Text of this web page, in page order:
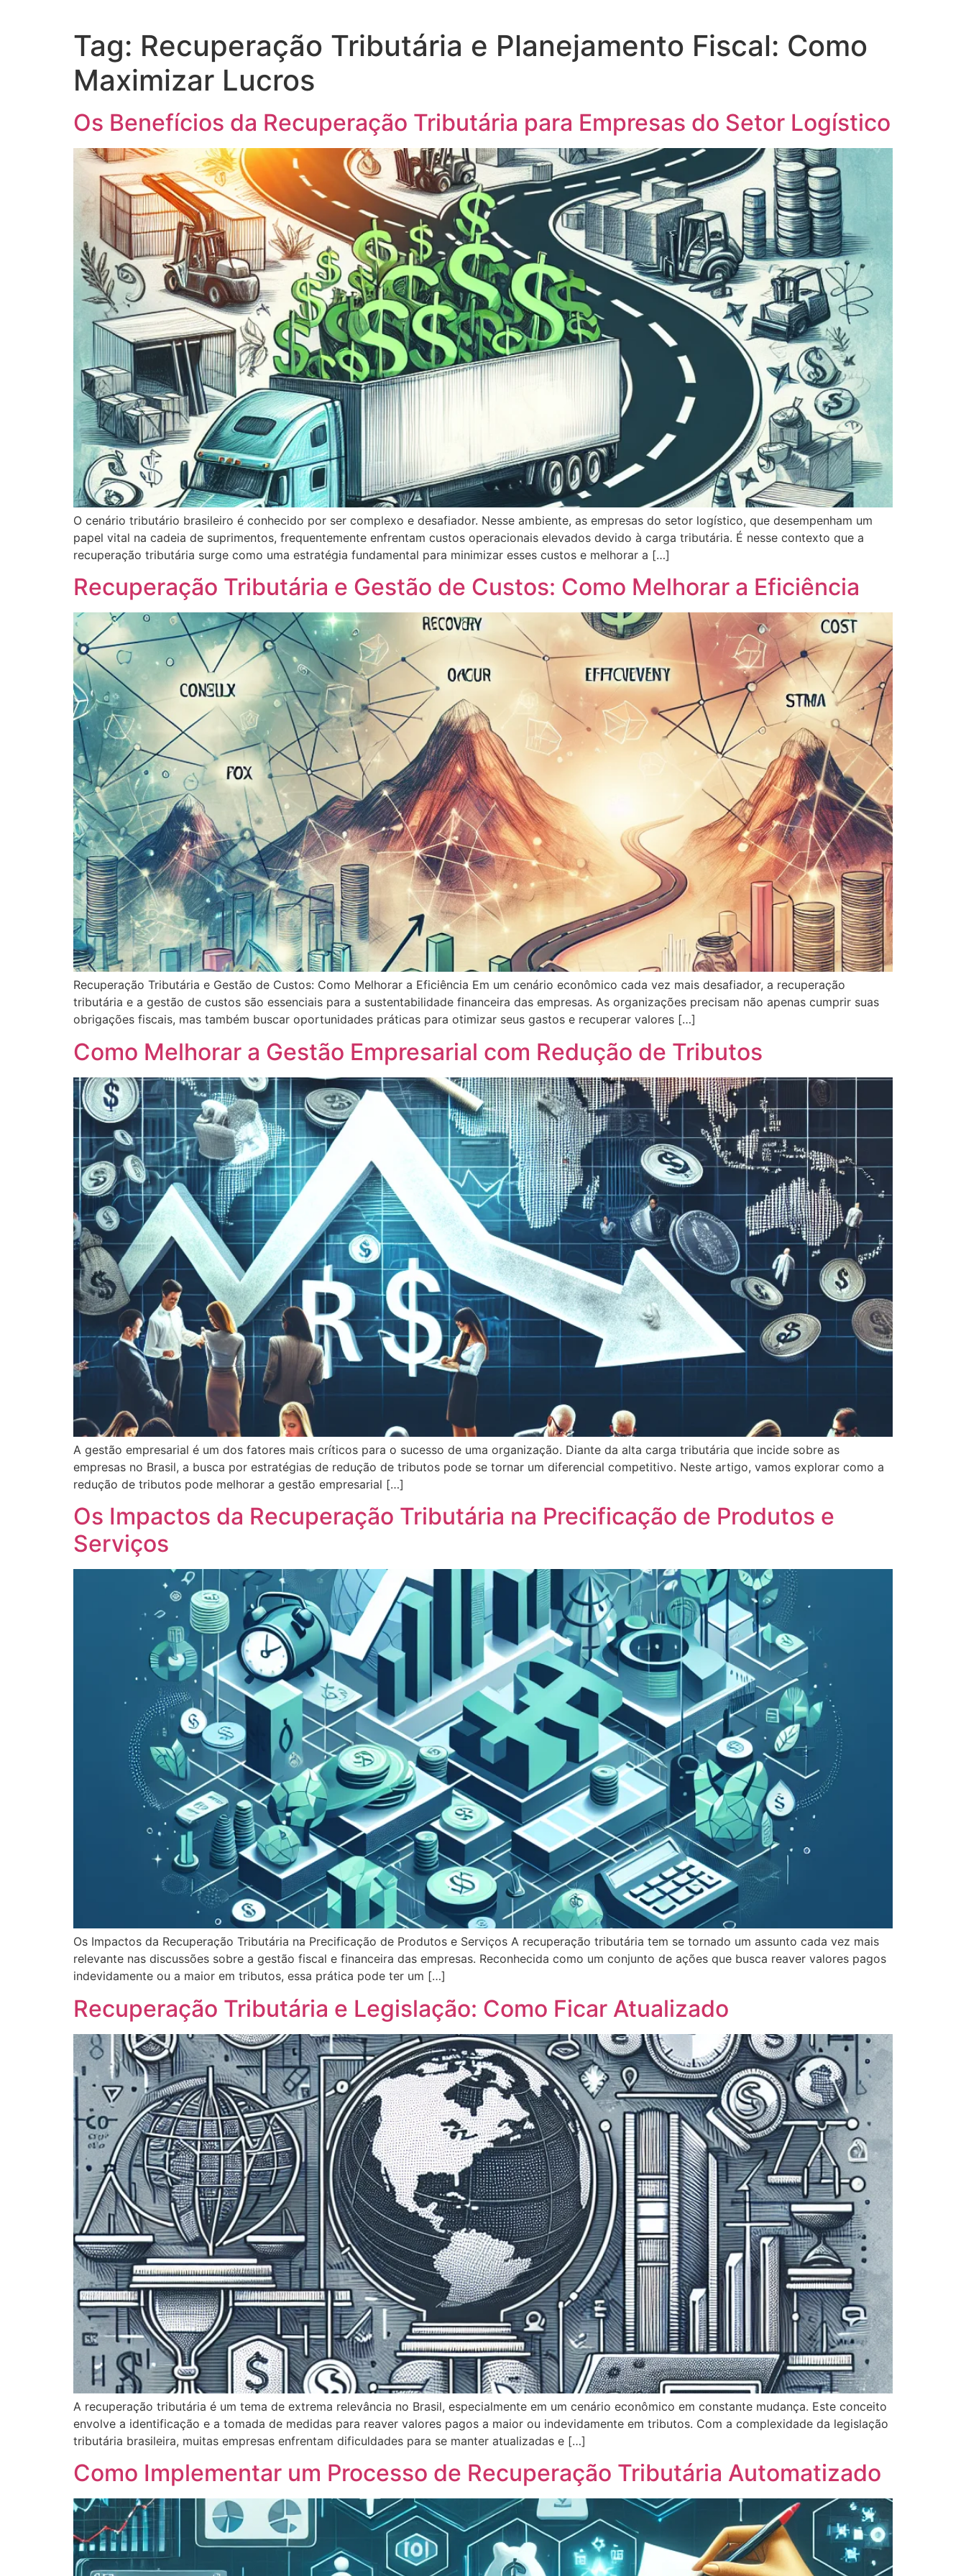
Tag: Recuperação Tributária e Planejamento Fiscal: Como
Maximizar Lucros
Os Benefícios da Recuperação Tributária para Empresas do Setor Logístico
O cenário tributário brasileiro é conhecido por ser complexo e desafiador. Nesse ambiente, as empresas do setor logístico, que desempenham um
papel vital na cadeia de suprimentos, frequentemente enfrentam custos operacionais elevados devido à carga tributária. É nesse contexto que a
recuperação tributária surge como uma estratégia fundamental para minimizar esses custos e melhorar a […]
Recuperação Tributária e Gestão de Custos: Como Melhorar a Eficiência
Recuperação Tributária e Gestão de Custos: Como Melhorar a Eficiência Em um cenário econômico cada vez mais desafiador, a recuperação
tributária e a gestão de custos são essenciais para a sustentabilidade financeira das empresas. As organizações precisam não apenas cumprir suas
obrigações fiscais, mas também buscar oportunidades práticas para otimizar seus gastos e recuperar valores […]
Como Melhorar a Gestão Empresarial com Redução de Tributos
A gestão empresarial é um dos fatores mais críticos para o sucesso de uma organização. Diante da alta carga tributária que incide sobre as
empresas no Brasil, a busca por estratégias de redução de tributos pode se tornar um diferencial competitivo. Neste artigo, vamos explorar como a
redução de tributos pode melhorar a gestão empresarial […]
Os Impactos da Recuperação Tributária na Precificação de Produtos e
Serviços
Os Impactos da Recuperação Tributária na Precificação de Produtos e Serviços A recuperação tributária tem se tornado um assunto cada vez mais
relevante nas discussões sobre a gestão fiscal e financeira das empresas. Reconhecida como um conjunto de ações que busca reaver valores pagos
indevidamente ou a maior em tributos, essa prática pode ter um […]
Recuperação Tributária e Legislação: Como Ficar Atualizado
A recuperação tributária é um tema de extrema relevância no Brasil, especialmente em um cenário econômico em constante mudança. Este conceito
envolve a identificação e a tomada de medidas para reaver valores pagos a maior ou indevidamente em tributos. Com a complexidade da legislação
tributária brasileira, muitas empresas enfrentam dificuldades para se manter atualizadas e […]
Como Implementar um Processo de Recuperação Tributária Automatizado